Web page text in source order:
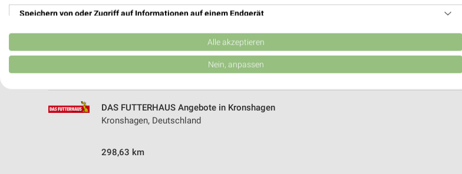
301,79 km
DAS FUTTERHAUS Angebote in Kronshagen
Kronshagen, Deutschland
298,63 km
Speichern von oder Zugriff auf Informationen auf einem Endgerät
Verwendung reduzierter Daten zur Auswahl von Werbeanzeigen
Erstellung von Profilen für personalisierte Werbung
Erstellung von Profilen zur Personalisierung von Inhalten
Messung der Werbeleistung
Alle akzeptieren
Nein, anpassen